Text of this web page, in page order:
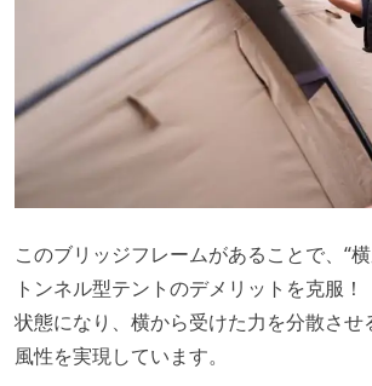
このブリッジフレームがあることで、“
トンネル型テントのデメリットを克服
状態になり、横から受けた力を分散させ
風性を実現しています。